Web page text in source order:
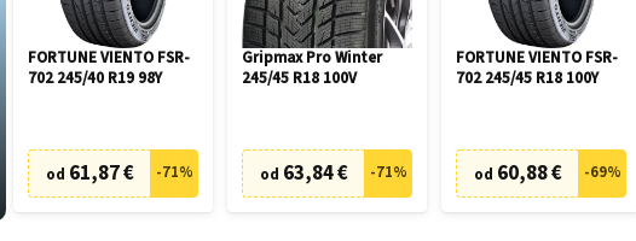
FORTUNE VIENTO FSR-
702 245/40 R19 98Y
od 61,87 € -71%
Gripmax Pro Winter
245/45 R18 100V
od 63,84 € -71%
FORTUNE VIENTO FSR-
702 245/45 R18 100Y
od 60,88 € -69%